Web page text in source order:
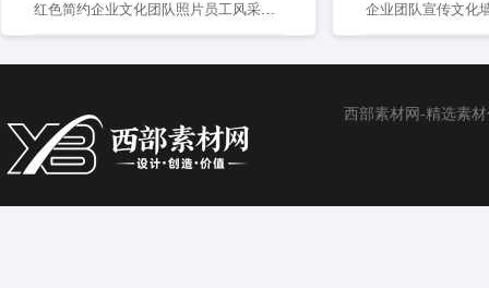
红色简约企业文化团队照片员工风采形象墙 企业团队宣传文化
西部素材网-精选素